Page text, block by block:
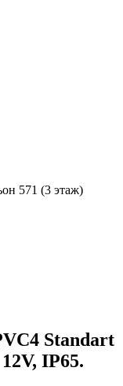
571 (3 этаж)
Standart
IP65.